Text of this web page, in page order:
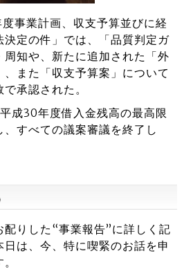
事業計画、収支予算並びに経
決定の件」では、「品質判定ガ
知や、新たに追加された「外
また「収支予算案」について
承認された。
成30年度借入金残高の最高限
すべての議案審議を終了し
りした“事業報告”に詳しく記
日は、今、特に喫緊のお話を申